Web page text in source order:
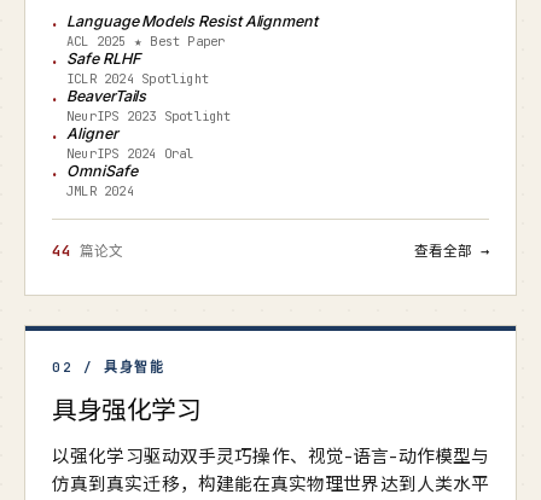
Language Models Resist Alignment
ACL 2025 ★ Best Paper
Safe RLHF
ICLR 2024 Spotlight
BeaverTails
NeurIPS 2023 Spotlight
Aligner
NeurIPS 2024 Oral
OmniSafe
JMLR 2024
44 篇论文 查看全部 →
02 / 具身智能
具身强化学习
以强化学习驱动双手灵巧操作、视觉-语言-动作模型与
仿真到真实迁移，构建能在真实物理世界达到人类水平